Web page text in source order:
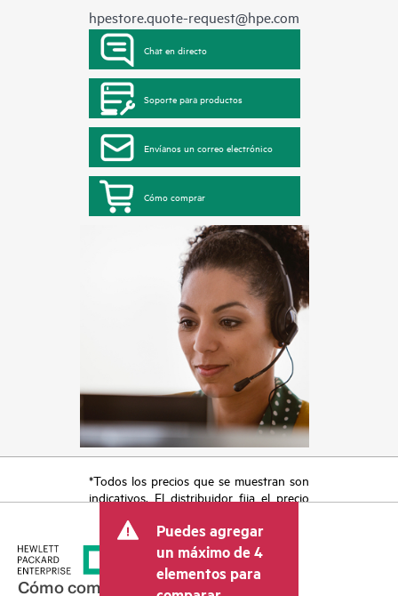
hpestore.quote-request@hpe.com
Chat en directo
Soporte para productos
Envíanos un correo electrónico
Cómo comprar
*Todos los precios que se muestran son
indicativos. El distribuidor fija el precio
otros conceptos, como los impuestos a
la venta, el IVA y el envío. El precio de la
transacción que establece el distribuidor
puede variar con respecto a otros
Puedes agregar
un máximo de 4
elementos para
Cómo comprar